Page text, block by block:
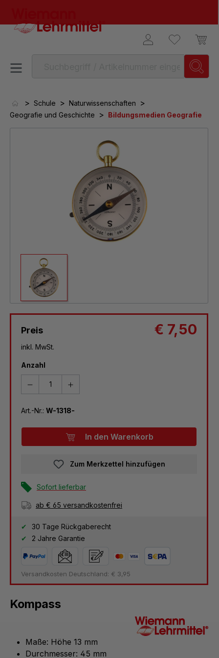
> Schule > Naturwissenschaften >
Geografie und Geschichte > Bildungsmedien Geografie
Preis € 7,50
inkl. MwSt.
Anzahl
Art.-Nr.: W-1318-
In den Warenkorb
Zum Merkzettel hinzufügen
Sofort lieferbar
ab € 65 versandkostenfrei
30 Tage Rückgaberecht
2 Jahre Garantie
Versandkosten Deutschland: € 3,95
Kompass
Maße: Höhe 13 mm
Durchmesser: 45 mm